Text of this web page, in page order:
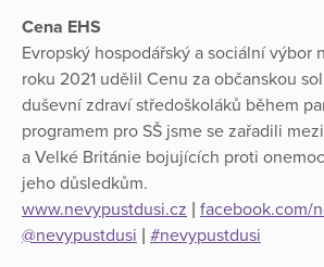
Cena EHS
Evropský hospodářský a sociální výbor
roku 2021 udělil Cenu za občanskou
duševní zdraví středoškoláků během
programem pro SŠ jsme se zařadili
a Velké Británie bojujících proti
jeho důsledkům.
www.nevypustdusi.cz
facebook.com/
@nevypustdusi
#nevypustdusi